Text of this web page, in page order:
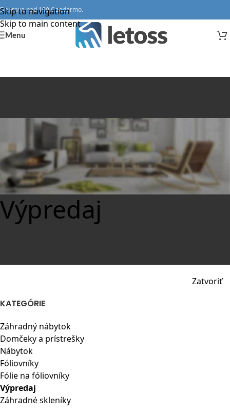
Skip to navigation
Skip to main content
Doprava nad 100 € zadarmo.
Menu
Výpredaj
Zatvoriť
KATEGÓRIE
Záhradný nábytok
Domčeky a prístrešky
Nábytok
Fóliovníky
Fólie na fóliovníky
Výpredaj
Záhradné skleníky